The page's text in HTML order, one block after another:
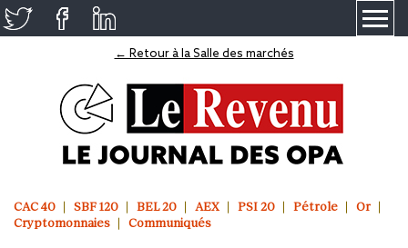
← Retour à la Salle des marchés
CAC 40 SBF 120 BEL 20 AEX PSI 20 Pétrole
Or
Cryptomonnaies
Communiqués